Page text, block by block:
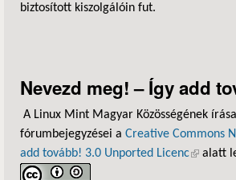
biztosított kiszolgálóin fut.
Nevezd meg! – Így add
A Linux Mint Magyar Közösségének
fórumbejegyzései a Creative Commons
add tovább! 3.0 Unported Licenc(külső
alatt